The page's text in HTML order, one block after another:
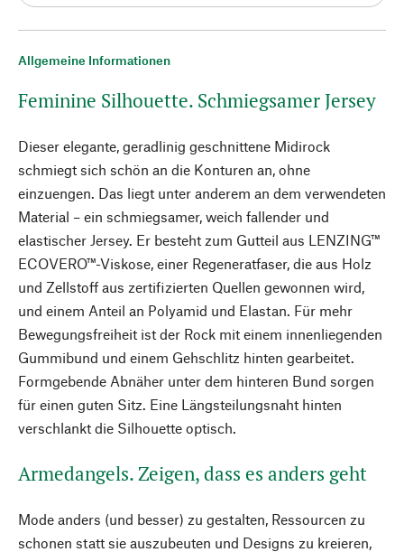
Allgemeine Informationen
Feminine Silhouette. Schmiegsamer Jersey
Dieser elegante, geradlinig geschnittene Midirock
schmiegt sich schön an die Konturen an, ohne
einzuengen. Das liegt unter anderem an dem verwendeten
Material – ein schmiegsamer, weich fallender und
elastischer Jersey. Er besteht zum Gutteil aus LENZING™
ECOVERO™-Viskose, einer Regeneratfaser, die aus Holz
und Zellstoff aus zertifizierten Quellen gewonnen wird,
und einem Anteil an Polyamid und Elastan. Für mehr
Bewegungsfreiheit ist der Rock mit einem innenliegenden
Gummibund und einem Gehschlitz hinten gearbeitet.
Formgebende Abnäher unter dem hinteren Bund sorgen
für einen guten Sitz. Eine Längsteilungsnaht hinten
verschlankt die Silhouette optisch.
Armedangels. Zeigen, dass es anders geht
Mode anders (und besser) zu gestalten, Ressourcen zu
schonen statt sie auszubeuten und Designs zu kreieren,